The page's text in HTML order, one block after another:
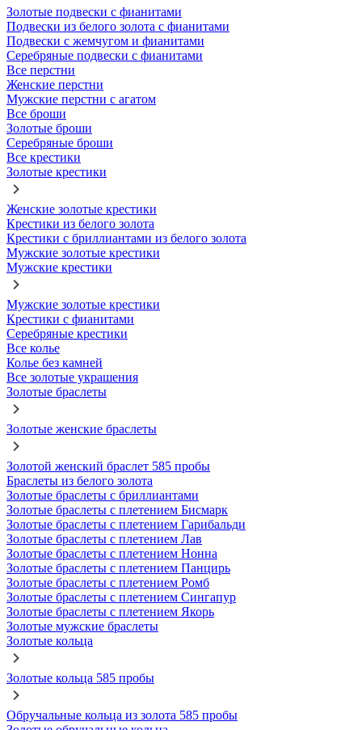
Золотые подвески с фианитами
Подвески из белого золота с фианитами
Подвески с жемчугом и фианитами
Серебряные подвески с фианитами
Все перстни
Женские перстни
Мужские перстни с агатом
Все броши
Золотые броши
Серебряные броши
Все крестики
Золотые крестики
Женские золотые крестики
Крестики из белого золота
Крестики с бриллиантами из белого золота
Мужские золотые крестики
Мужские крестики
Мужские золотые крестики
Крестики с фианитами
Серебряные крестики
Все колье
Колье без камней
Все золотые украшения
Золотые браслеты
Золотые женские браслеты
Золотой женский браслет 585 пробы
Браслеты из белого золота
Золотые браслеты с бриллиантами
Золотые браслеты с плетением Бисмарк
Золотые браслеты с плетением Гарибальди
Золотые браслеты с плетением Лав
Золотые браслеты с плетением Нонна
Золотые браслеты с плетением Панцирь
Золотые браслеты с плетением Ромб
Золотые браслеты с плетением Сингапур
Золотые браслеты с плетением Якорь
Золотые мужские браслеты
Золотые кольца
Золотые кольца 585 пробы
Обручальные кольца из золота 585 пробы